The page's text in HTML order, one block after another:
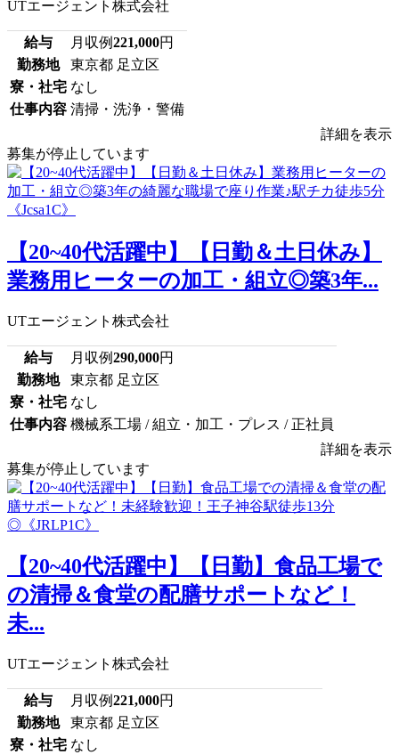
UTエージェント株式会社
給与 月収例221,000円
勤務地
東京都 足立区
寮・社宅 なし
仕事内容 清掃・洗浄・警備
詳細を表示
募集が停止しています
【20~40代活躍中】【日勤＆土日休み】
業務用ヒーターの加工・組立◎築3年...
UTエージェント株式会社
給与 月収例290,000円
勤務地
東京都 足立区
寮・社宅 なし
仕事内容 機械系工場 / 組立・加工・プレス / 正社員
詳細を表示
募集が停止しています
【20~40代活躍中】【日勤】食品工場で
の清掃＆食堂の配膳サポートなど！
未...
UTエージェント株式会社
給与 月収例221,000円
勤務地
東京都 足立区
寮・社宅 なし